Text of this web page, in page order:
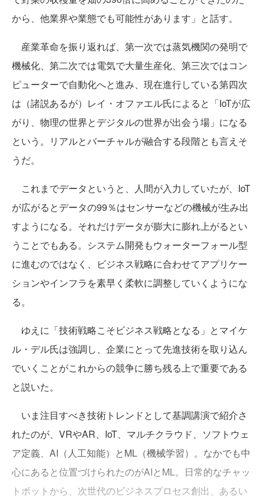
から、他業界や業態でも可能性があります」と話す。
産業革命を振り返れば、第一次では蒸気機関の発明で
機械化、第二次では電気で大量生産化、第三次ではコン
ピューターで自動化へと進み、現在進行している第四次
は（諸説あるが）レイ・オファエル氏によると「IoTが広
がり、物理の世界とデジタルの世界が出会う場」になる
という。リアルとバーチャルが融合する段階とも言えそ
うだ。
これまでデータというと、人間が入力していたが、IoT
が広がるとデータの99％はセンサーなどの機械が生み出
すようになる。それだけデータが膨大に膨れ上がるとい
うことでもある。システム開発もウォーターフォール型
に進むのではなく、ビジネス戦略に合わせてアプリケー
ションやインフラを素早く柔軟に調整していくようにな
る。
ゆえに「技術戦略こそビジネス戦略となる」とマイケ
ル・デル氏は強調し、企業にとって先進技術を取り込ん
でいくことがこれからの競争に勝ち残る上で重要である
と説いた。
いま注目すべき技術トレンドとして基調講演で紹介さ
れたのが、VRやAR、IoT、マルチクラウド、ソフトウェ
ア定義、AI（人工知能）とML（機械学習）。なかでも中
心にあると位置づけられたのがAIとML。日常的なチャッ
トボットから、次世代のビジネスプロセス創出、あるい